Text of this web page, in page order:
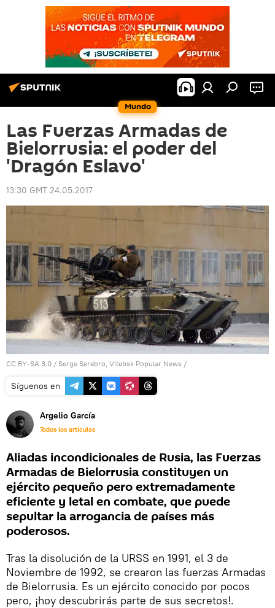
Mundo
Las Fuerzas Armadas de
Bielorrusia: el poder del
'Dragón Eslavo'
13:30 GMT 24.05.2017
CC BY-SA 3.0 / Serge Serebro, Vitebsk Popular News /
Síguenos en
Argelio García
Todos los artículos
Aliadas incondicionales de Rusia, las Fuerzas
Armadas de Bielorrusia constituyen un
ejército pequeño pero extremadamente
eficiente y letal en combate, que puede
sepultar la arrogancia de países más
poderosos.
Tras la disolución de la URSS en 1991, el 3 de
Noviembre de 1992, se crearon las fuerzas Armadas
de Bielorrusia. Es un ejército conocido por pocos
pero, ¡hoy descubrirás parte de sus secretos!.